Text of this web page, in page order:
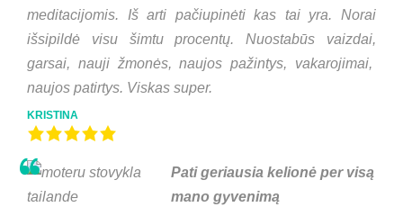
meditacijomis. Iš arti pačiupinėti kas tai yra. Norai
išsipildė visu šimtu procentų. Nuostabūs vaizdai,
garsai, nauji žmonės, naujos pažintys, vakarojimai,
naujos patirtys. Viskas super.
KRISTINA
Pati geriausia kelionė per visą
mano gyvenimą